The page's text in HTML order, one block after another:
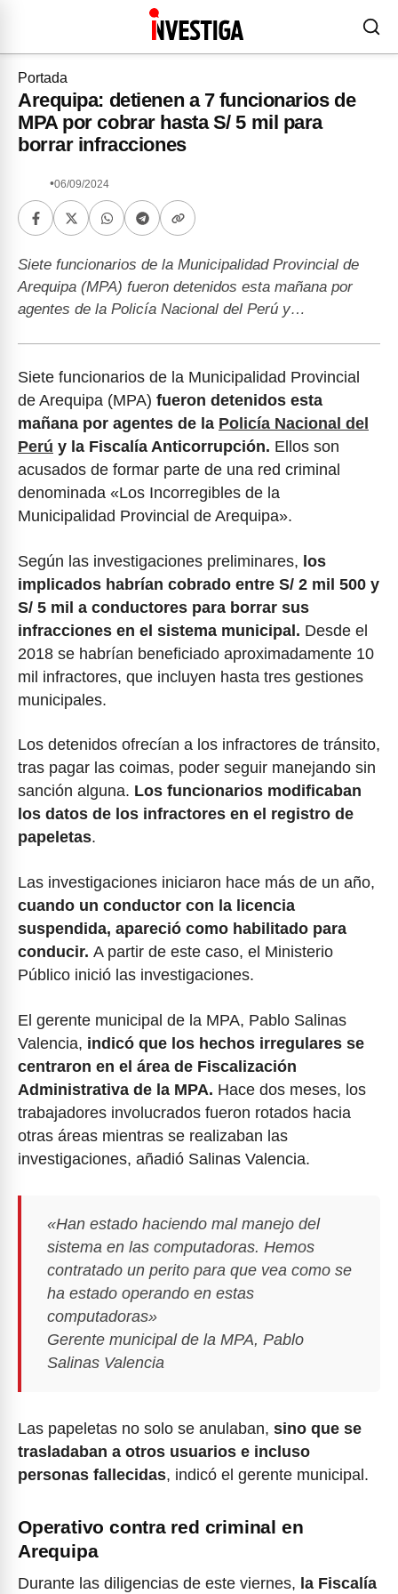
Portada
Arequipa: detienen a 7 funcionarios de
MPA por cobrar hasta S/ 5 mil para
borrar infracciones
•06/09/2024
Siete funcionarios de la Municipalidad Provincial de
Arequipa (MPA) fueron detenidos esta mañana por
agentes de la Policía Nacional del Perú y…
Siete funcionarios de la Municipalidad Provincial
de Arequipa (MPA) fueron detenidos esta
mañana por agentes de la Policía Nacional del
Perú y la Fiscalía Anticorrupción. Ellos son
acusados de formar parte de una red criminal
denominada «Los Incorregibles de la
Municipalidad Provincial de Arequipa».
Según las investigaciones preliminares, los
implicados habrían cobrado entre S/ 2 mil 500 y
S/ 5 mil a conductores para borrar sus
infracciones en el sistema municipal. Desde el
2018 se habrían beneficiado aproximadamente 10
mil infractores, que incluyen hasta tres gestiones
municipales.
Los detenidos ofrecían a los infractores de tránsito,
tras pagar las coimas, poder seguir manejando sin
sanción alguna. Los funcionarios modificaban
los datos de los infractores en el registro de
papeletas.
Las investigaciones iniciaron hace más de un año,
cuando un conductor con la licencia
suspendida, apareció como habilitado para
conducir. A partir de este caso, el Ministerio
Público inició las investigaciones.
El gerente municipal de la MPA, Pablo Salinas
Valencia, indicó que los hechos irregulares se
centraron en el área de Fiscalización
Administrativa de la MPA. Hace dos meses, los
trabajadores involucrados fueron rotados hacia
otras áreas mientras se realizaban las
investigaciones, añadió Salinas Valencia.
«Han estado haciendo mal manejo del
sistema en las computadoras. Hemos
contratado un perito para que vea como se
ha estado operando en estas
computadoras»
Gerente municipal de la MPA, Pablo
Salinas Valencia
Las papeletas no solo se anulaban, sino que se
trasladaban a otros usuarios e incluso
personas fallecidas, indicó el gerente municipal.
Operativo contra red criminal en
Arequipa
Durante las diligencias de este viernes, la Fiscalía